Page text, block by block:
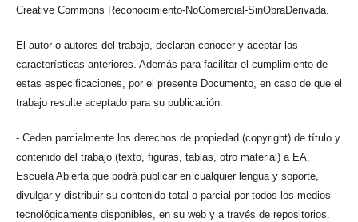
Creative Commons Reconocimiento-NoComercial-SinObraDerivada.
El autor o autores del trabajo, declaran conocer y aceptar las
características anteriores. Además para facilitar el cumplimiento de
estas especificaciones, por el presente Documento, en caso de que el
trabajo resulte aceptado para su publicación:
- Ceden parcialmente los derechos de propiedad (copyright) de título y
contenido del trabajo (texto, figuras, tablas, otro material) a EA,
Escuela Abierta que podrá publicar en cualquier lengua y soporte,
divulgar y distribuir su contenido total o parcial por todos los medios
tecnológicamente disponibles, en su web y a través de repositorios.